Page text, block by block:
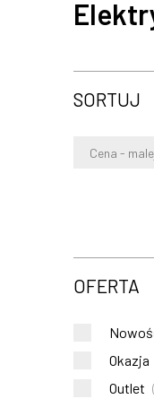
SORTUJ
Cena -
OFERTA
Okazja
Outlet (